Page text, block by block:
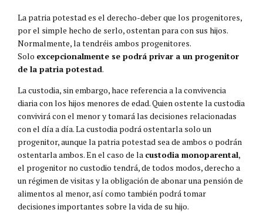
La patria potestad es el derecho-deber que los progenitores,
por el simple hecho de serlo, ostentan para con sus hijos.
Normalmente, la tendréis ambos progenitores.
Solo excepcionalmente se podrá privar a un progenitor
de la patria potestad.
La custodia, sin embargo, hace referencia a la convivencia
diaria con los hijos menores de edad. Quien ostente la custodia
convivirá con el menor y tomará las decisiones relacionadas
con el día a día. La custodia podrá ostentarla solo un
progenitor, aunque la patria potestad sea de ambos o podrán
ostentarla ambos. En el caso de la custodia monoparental,
el progenitor no custodio tendrá, de todos modos, derecho a
un régimen de visitas y la obligación de abonar una pensión de
alimentos al menor, así como también podrá tomar
decisiones importantes sobre la vida de su hijo.